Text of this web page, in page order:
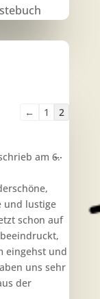
Navigation
← 1
2
am 6.
und lustige
schon auf
eingehst und
uns sehr
der
...